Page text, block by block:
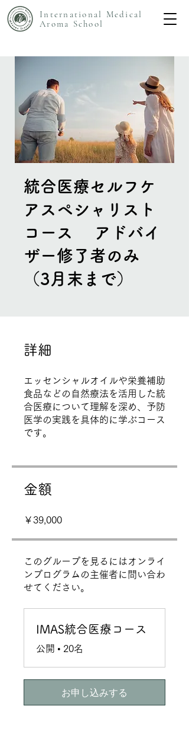
International Medical
Aroma School
統合医療セルフケ
アスペシャリスト
コース アドバイ
ザー修了者のみ
（3月末まで）
詳細
エッセンシャルオイルや栄養補助
食品などの自然療法を活用した統
合医療について理解を深め、予防
医学の実践を具体的に学ぶコース
です。
金額
￥39,000
このグループを見るにはオンライ
ンプログラムの主催者に問い合わ
せてください。
IMAS統合医療コース
公開 • 20名
お申し込みする